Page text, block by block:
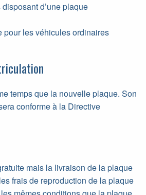
d’une plaque
pour les véhicules ordinaires
temps que la nouvelle plaque. Son
conforme à la Directive
mais la livraison de la plaque
frais de reproduction de la plaque